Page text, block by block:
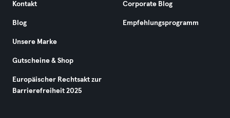
Kontakt
Blog
Unsere Marke
Gutscheine & Shop
Europäischer Rechtsakt zur
Barrierefreiheit 2025
Corporate Blog
Empfehlungsprogramm